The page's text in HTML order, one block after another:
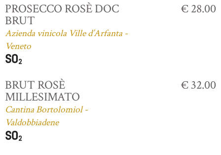
PROSECCO ROSÈ DOC
BRUT
Azienda vinicola Ville d’Arfanta -
Veneto
€ 28.00
BRUT ROSÈ
MILLESIMATO
Cantina Bortolomiol -
Valdobbiadene
€ 32.00